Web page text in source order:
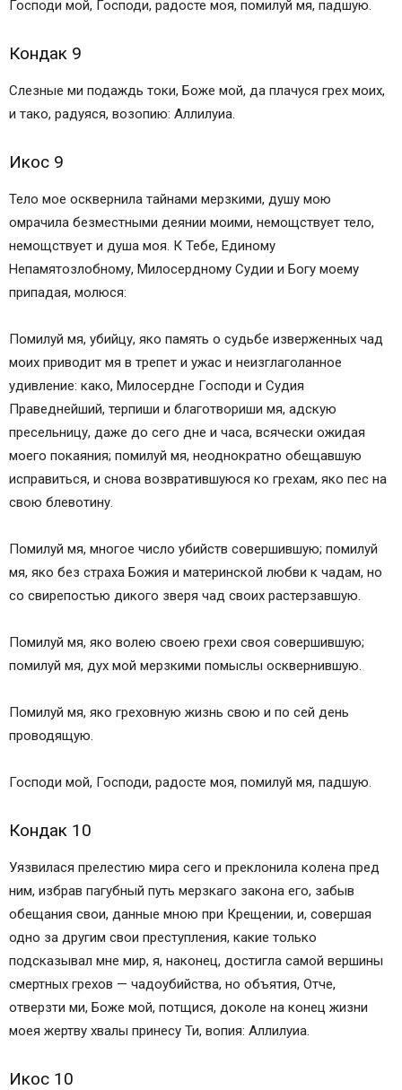
Господи мой, Господи, радосте моя, помилуй мя, падшую.
Кондак 9
Слезные ми подаждь токи, Боже мой, да плачуся грех моих,
и тако, радуяся, возопию: Аллилуиа.
Икос 9
Тело мое осквернила тайнами мерзкими, душу мою
омрачила безместными деянии моими, немощствует тело,
немощствует и душа моя. К Тебе, Единому
Непамятозлобному, Милосердному Судии и Богу моему
припадая, молюся:
Помилуй мя, убийцу, яко память о судьбе изверженных чад
моих приводит мя в трепет и ужас и неизглаголанное
удивление: како, Милосердне Господи и Судия
Праведнейший, терпиши и благотвориши мя, адскую
пресельницу, даже до сего дне и часа, всячески ожидая
моего покаяния; помилуй мя, неоднократно обещавшую
исправиться, и снова возвратившуюся ко грехам, яко пес на
свою блевотину.
Помилуй мя, многое число убийств совершившую; помилуй
мя, яко без страха Божия и материнской любви к чадам, но
со свирепостью дикого зверя чад своих растерзавшую.
Помилуй мя, яко волею своею грехи своя совершившую;
помилуй мя, дух мой мерзкими помыслы осквернившую.
Помилуй мя, яко греховную жизнь свою и по сей день
проводящую.
Господи мой, Господи, радосте моя, помилуй мя, падшую.
Кондак 10
Уязвилася прелестию мира сего и преклонила колена пред
ним, избрав пагубный путь мерзкаго закона его, забыв
обещания свои, данные мною при Крещении, и, совершая
одно за другим свои преступления, какие только
подсказывал мне мир, я, наконец, достигла самой вершины
смертных грехов — чадоубийства, но объятия, Отче,
отверзти ми, Боже мой, потщися, доколе на конец жизни
моея жертву хвалы принесу Ти, вопия: Аллилуиа.
Икос 10